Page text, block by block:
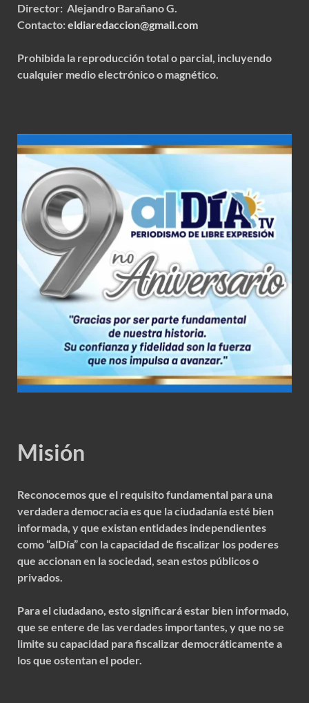
Director: Alejandro Barañano G.
Contacto:eldiaredaccion@gmail.com
Prohibida la reproducción total o parcial, incluyendo
cualquier medio electrónico o magnético.
Misión
Reconocemos que el requisito fundamental para una
verdadera democracia es que la ciudadanía esté bien
informada, y que existan entidades independientes
como “alDía” con la capacidad de fiscalizar los poderes
que accionan en la sociedad, sean estos públicos o
privados.
Para el ciudadano, esto significará estar bien informado,
que se entere de las verdades importantes, y que no se
limite su capacidad para fiscalizar democráticamente a
los que ostentan el poder.